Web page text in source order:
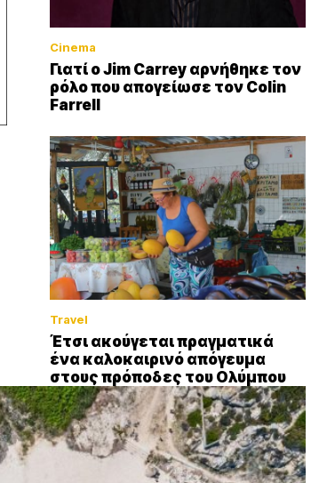
Cinema
Γιατί ο Jim Carrey αρνήθηκε τον
ρόλο που απογείωσε τον Colin
Farrell
Travel
Έτσι ακούγεται πραγματικά
ένα καλοκαιρινό απόγευμα
στους πρόποδες του Ολύμπου